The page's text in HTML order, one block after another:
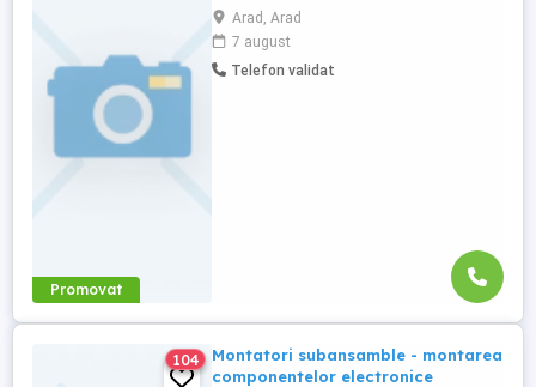
Promovat
cu capital integral italian care activeaza in
domeniul industriei electronice angajeaza:
TEHNICIENI ELECTRONISTI- Pentru
control si reparare placi electronice cu
Arad, Arad
7 august
Telefon validat
104
Montatori subansamble - montarea
componentelor electronice